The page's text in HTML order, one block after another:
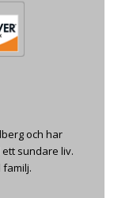
och har
sundare liv.
familj.